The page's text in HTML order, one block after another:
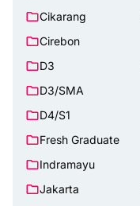
Cikarang
Cirebon
D3
D3/SMA
D4/S1
Fresh Graduate
Indramayu
Jakarta